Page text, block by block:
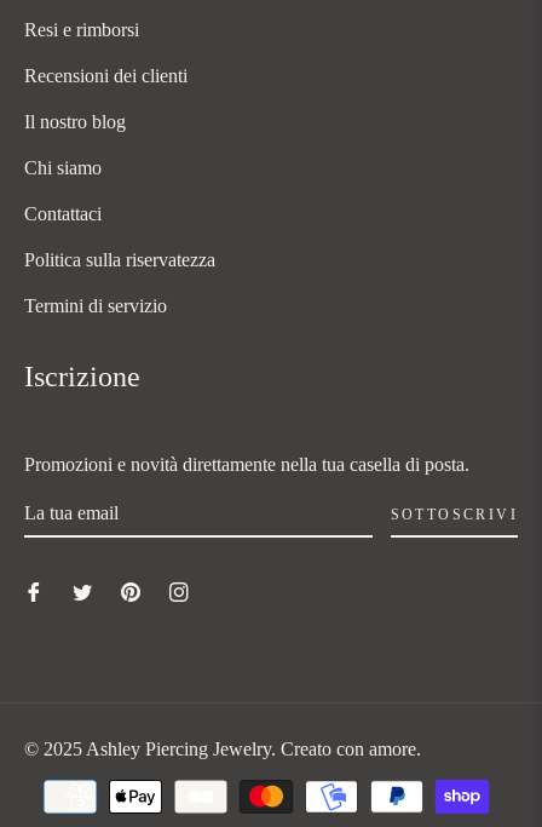
Resi e rimborsi
Recensioni dei clienti
Il nostro blog
Chi siamo
Contattaci
Politica sulla riservatezza
Termini di servizio
Iscrizione
Promozioni e novità direttamente nella tua casella di posta.
SOTTOSCRIVI
© 2025 Ashley Piercing Jewelry. Creato con amore.